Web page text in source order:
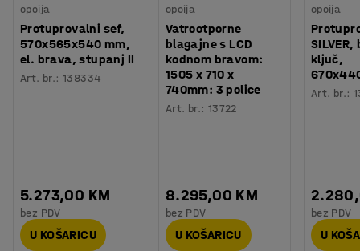
opcija
Protuprovalni sef,
570x565x540 mm,
el. brava, stupanj II
Art. br.:138334
5.273,00 KM
bez PDV
U KOŠARICU
opcija
Vatrootporne
blagajne s LCD
kodnom bravom:
1505 x 710 x
740mm: 3 police
Art. br.: 13722
8.295,00 KM
bez PDV
U KOŠARICU
opcija
ključ,
Art. br.:
bez PDV
U